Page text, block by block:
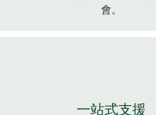
會。
一站式支援